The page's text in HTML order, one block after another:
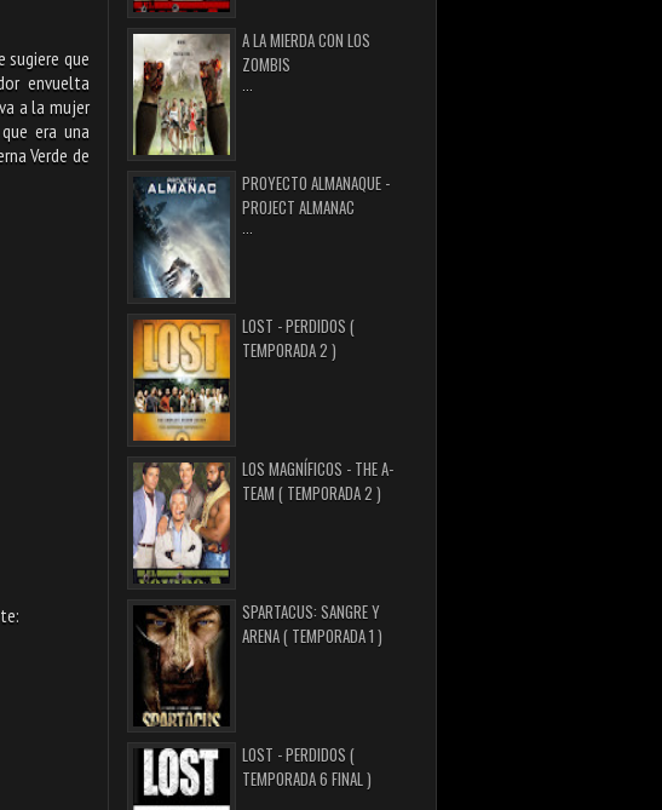
sugiere que
envuelta
a la mujer
era una
Verde de
A LA MIERDA CON LOS
ZOMBIS
PROYECTO ALMANAQUE -
PROJECT ALMANAC
LOST - PERDIDOS (
TEMPORADA 2 )
LOS MAGNÍFICOS - THE A-
TEAM ( TEMPORADA 2 )
SPARTACUS: SANGRE Y
ARENA ( TEMPORADA 1 )
LOST - PERDIDOS (
TEMPORADA 6 FINAL )